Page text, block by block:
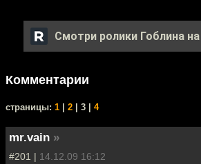
Смотри ролики Гоблина на
Комментарии
cтраницы: 1 2 | 3 | 4
mr.vain »
#201 | 14.12.09 16:12